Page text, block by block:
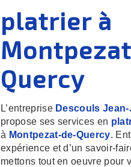
platrier à
Quercy
L’entreprise Descouls
propose ses services en
à Montpezat-de-Quercy.
expérience et d’un savoir-
mettons tout en oeuvre pour